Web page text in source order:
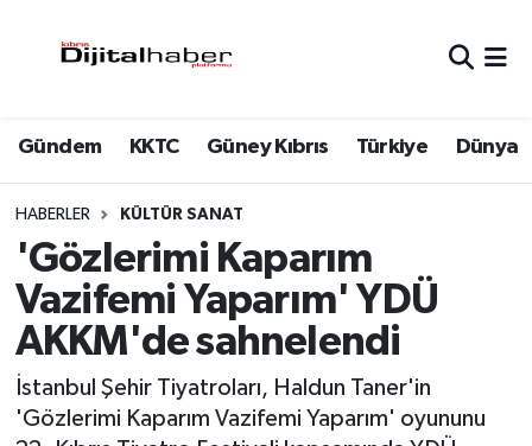
Gündem KKTC Güney Kıbrıs Türkiye Dünya
HABERLER KÜLTÜR SANAT
'Gözlerimi Kaparım
Vazifemi Yaparım' YDÜ
AKKM'de sahnelendi
İstanbul Şehir Tiyatroları, Haldun Taner'in
'Gözlerimi Kaparım Vazifemi Yaparım' oyununu
Trafik Durumu
Süper Lig Puan Durumu ve Fikstür
Tüm Manşetler
Son Dakika Haberleri
Haber Arşivi